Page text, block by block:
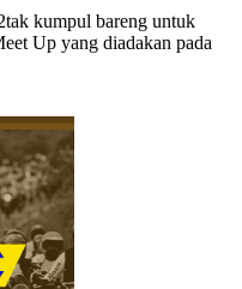
kumpul bareng untuk
Up yang diadakan pada